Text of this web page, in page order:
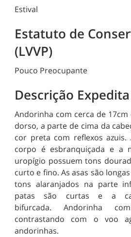
Estival
Estatuto de
(LVVP)
Pouco Preocupante
Descrição Expedita
Andorinha com cerca de
dorso, a parte de cima da
cor preta com reflexos
corpo é esbranquiçada e a
uropígio possuem tons
curto e fino. As asas são
tons alaranjados na parte
patas são curtas e a
bifurcada. Andorinha
contrastando com o voo
andorinhas.